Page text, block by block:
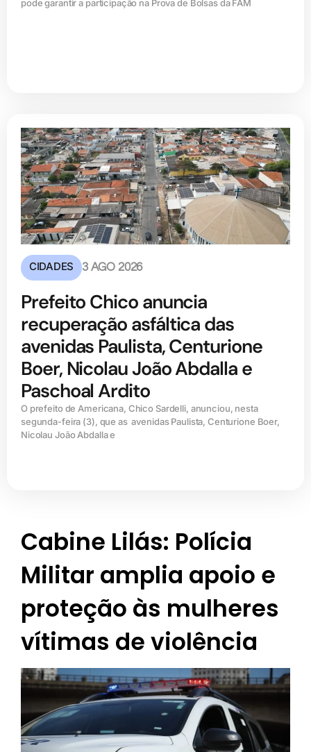
pode garantir a participação na Prova de Bolsas da FAM
CIDADES 3 AGO 2026
Prefeito Chico anuncia
recuperação asfáltica das
avenidas Paulista, Centurione
Boer, Nicolau João Abdalla e
Paschoal Ardito
O prefeito de Americana, Chico Sardelli, anunciou, nesta
segunda-feira (3), que as avenidas Paulista, Centurione Boer,
Nicolau João Abdalla e
Cabine Lilás: Polícia
Militar amplia apoio e
proteção às mulheres
vítimas de violência